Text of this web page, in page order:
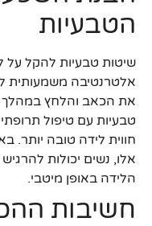
הטבעיות
שיטות טבעיות להקל על
אלטרנטיבה משמעותית
את הכאב והלחץ במהלך
טבעיות עם טיפול
חווית לידה טובה
אלו, נשים יכולות
הלידה באופן מיטבי.
חשיבות